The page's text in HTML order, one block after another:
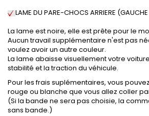
LAME DU PARE-CHOCS ARRIERE (GAUCHE
La lame est noire, elle est prête pour le
Aucun travail supplémentaire n'est pas
voulez avoir un autre couleur.
La lame abaisse visuellement votre
stabilité et la traction du véhicule.
Pour les frais suplémentaires, vous
rouge ou blanche que vous allez coller
(Si la bande ne sera pas choisie, la
sans bande.)